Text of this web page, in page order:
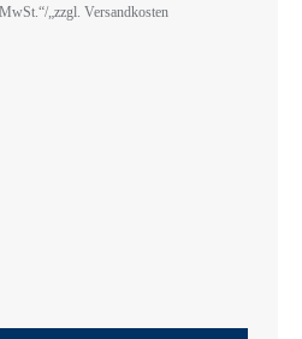
„zzgl. Versandkosten